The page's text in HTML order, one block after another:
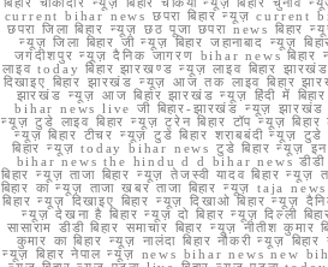
current bihar news छपरा बिहार न्यूज़ current
छपरा जिला बिहार न्यूज़ छठ पूजा छपरा news बिहार
न्यूज़ जिला बिहार जी न्यूज़ बिहार जहानाबाद न्यूज़
जगदीशपुर न्यूज़ दैनिक जागरण bihar news बिहार
लाइव today बिहार झारखण्ड न्यूज़ लाइव बिहार
दिखाइए बिहार झारखंड न्यूज़ आज तक लाइव बिहार
झारखंड न्यूज़ आज बिहार झारखंड न्यूज़ हिंदी में
bihar news live जी बिहार-झारखंड न्यूज़ झारखंड
न्यूज़ टुडे लाइव बिहार न्यूज़ ट्रेन बिहार टॉप न्यूज़ बिहार
न्यूज़ बिहार टीचर न्यूज़ टुडे बिहार शराबबंदी न्यूज़
बिहार न्यूज़ today bihar news टुडे बिहार न्यूज़
bihar news the hindu d d bihar news डीडी
बिहार न्यूज़ ताजा बिहार न्यूज़ तेजस्वी यादव बिहार
बिहार का न्यूज़ ताजा खबर ताजा बिहार न्यूज़ taja news
बिहार न्यूज़ दिखाइए बिहार न्यूज़ दिखाओ बिहार न्यूज़
न्यूज़ देखना है बिहार न्यूज़ दो बिहार न्यूज़ दिल्ली
सासाराम डीडी बिहार समाचार बिहार न्यूज़ नीतीश कुमार
कुमार का बिहार न्यूज़ नालंदा बिहार नौकरी न्यूज़ बिहार
न्यूज़ बिहार नेपाल न्यूज़ news bihar news new